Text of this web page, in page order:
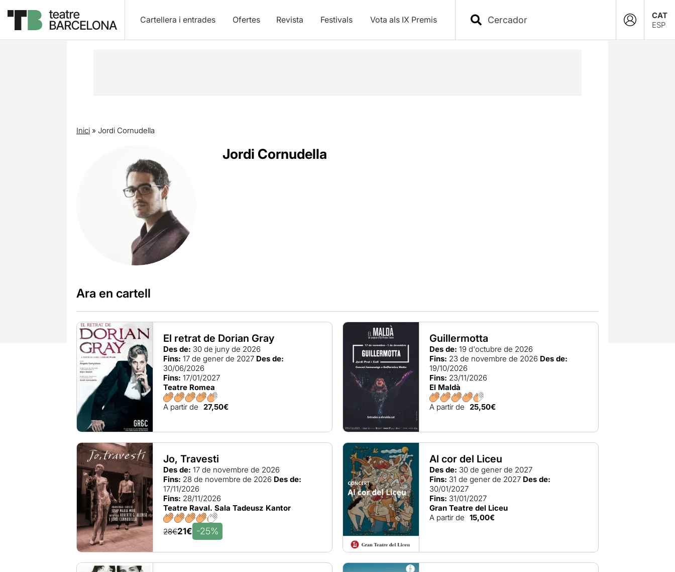
Cartellera i entrades Ofertes Revista Festivals Vota als IX Premis
CAT
ESP
Inici» Jordi Cornudella
Jordi Cornudella
Ara en cartell
El retrat de Dorian Gray
Des de: 30 de juny de 2026
Fins: 17 de gener de 2027 Des de:
30/06/2026
Fins: 17/01/2027
Teatre Romea
A partir de 27,50€
Guillermotta
Des de: 19 d'octubre de 2026
Fins: 23 de novembre de 2026 Des de:
19/10/2026
Fins: 23/11/2026
El Maldà
A partir de 25,50€
Jo, Travesti
Des de: 17 de novembre de 2026
Fins: 28 de novembre de 2026 Des de:
17/11/2026
Fins: 28/11/2026
Teatre Raval. Sala Tadeusz Kantor
28€21€ -25%
Al cor del Liceu
Des de: 30 de gener de 2027
Fins: 31 de gener de 2027 Des de:
30/01/2027
Fins: 31/01/2027
Gran Teatre del Liceu
A partir de 15,00€